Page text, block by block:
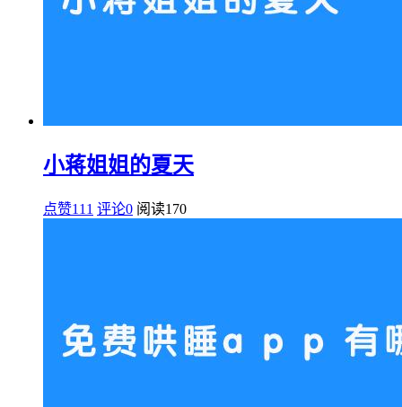
小蒋姐姐的夏天
点赞111 评论0 阅读170